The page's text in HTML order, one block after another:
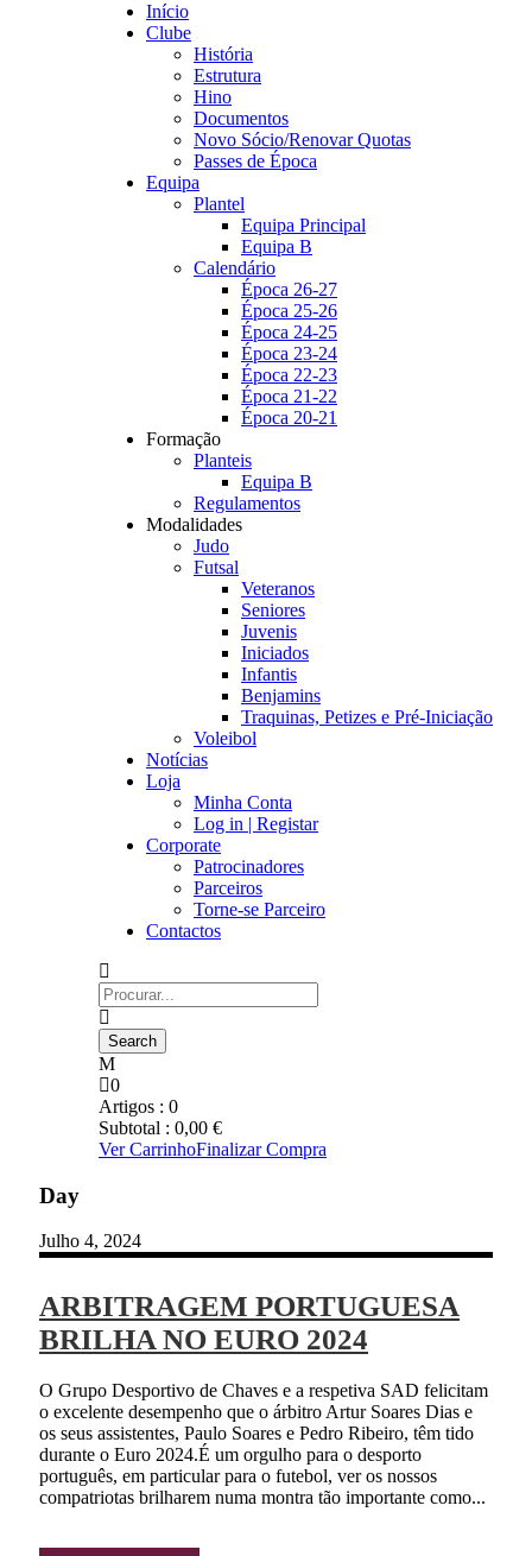
Início
Clube
História
Estrutura
Hino
Documentos
Novo Sócio/Renovar Quotas
Passes de Época
Equipa
Plantel
Equipa Principal
Equipa B
Calendário
Época 26-27
Época 25-26
Época 24-25
Época 23-24
Época 22-23
Época 21-22
Época 20-21
Formação
Planteis
Equipa B
Regulamentos
Modalidades
Judo
Futsal
Veteranos
Seniores
Juvenis
Iniciados
Infantis
Benjamins
Traquinas, Petizes e Pré-Iniciação
Voleibol
Notícias
Loja
Minha Conta
Log in | Registar
Corporate
Patrocinadores
Parceiros
Torne-se Parceiro
Contactos
0
Artigos : 0
Subtotal : 0,00 €
Ver CarrinhoFinalizar Compra
Day
Julho 4, 2024
ARBITRAGEM PORTUGUESA
BRILHA NO EURO 2024
O Grupo Desportivo de Chaves e a respetiva SAD felicitam
o excelente desempenho que o árbitro Artur Soares Dias e
os seus assistentes, Paulo Soares e Pedro Ribeiro, têm tido
durante o Euro 2024.É um orgulho para o desporto
português, em particular para o futebol, ver os nossos
compatriotas brilharem numa montra tão importante como...